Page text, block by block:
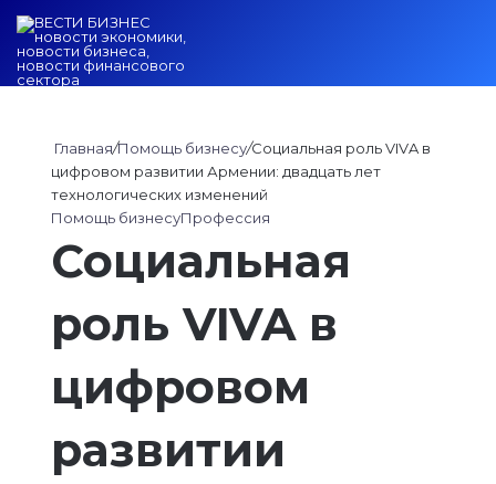
Главная/Помощь бизнесу/Социальная роль VIVA в
цифровом развитии Армении: двадцать лет
технологических изменений
Помощь бизнесуПрофессия
Социальная
роль VIVA в
цифровом
развитии